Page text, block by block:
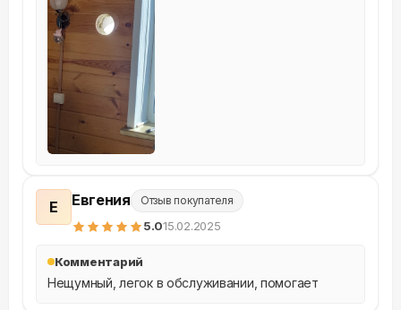
Е Евгения Отзыв покупателя
5.015.02.2025
Комментарий
Нещумный, легок в обслуживании, помогает